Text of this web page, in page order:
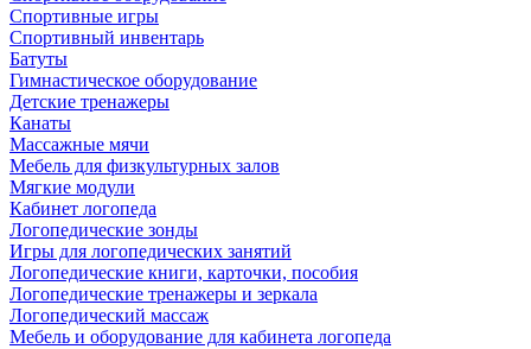
Спортивные игры
Спортивный инвентарь
Батуты
Гимнастическое оборудование
Детские тренажеры
Канаты
Массажные мячи
Мебель для физкультурных залов
Мягкие модули
Кабинет логопеда
Логопедические зонды
Игры для логопедических занятий
Логопедические книги, карточки, пособия
Логопедические тренажеры и зеркала
Логопедический массаж
Мебель и оборудование для кабинета логопеда